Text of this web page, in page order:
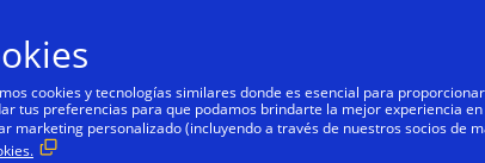
Personas
cookies y tecnologías similares donde es esencial para
tus preferencias para que podamos brindarte la mejor experiencia
marketing personalizado (incluyendo a través de nuestros socios de